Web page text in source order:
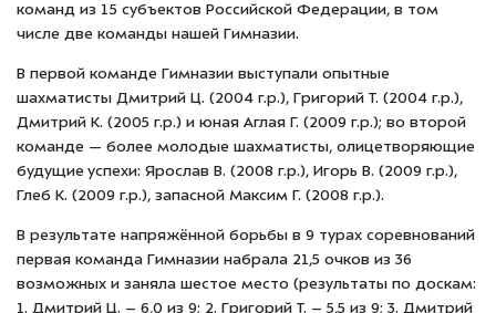
команд из 15 субъектов Российской Федерации, в том
числе две команды нашей Гимназии.
В первой команде Гимназии выступали опытные
шахматисты Дмитрий Ц. (2004 г.р.), Григорий Т. (2004 г.р.),
Дмитрий К. (2005 г.р.) и юная Аглая Г. (2009 г.р.); во второй
команде — более молодые шахматисты, олицетворяющие
будущие успехи: Ярослав В. (2008 г.р.), Игорь В. (2009 г.р.),
Глеб К. (2009 г.р.), запасной Максим Г. (2008 г.р.).
В результате напряжённой борьбы в 9 турах соревнований
первая команда Гимназии набрала 21,5 очков из 36
возможных и заняла шестое место (результаты по доскам:
1. Дмитрий Ц. – 6,0 из 9; 2. Григорий Т. – 5,5 из 9; 3. Дмитрий